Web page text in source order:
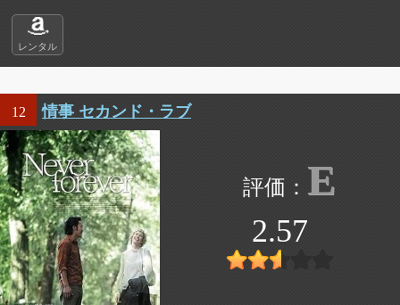
レンタル
12 情事 セカンド・ラブ
E
2.57